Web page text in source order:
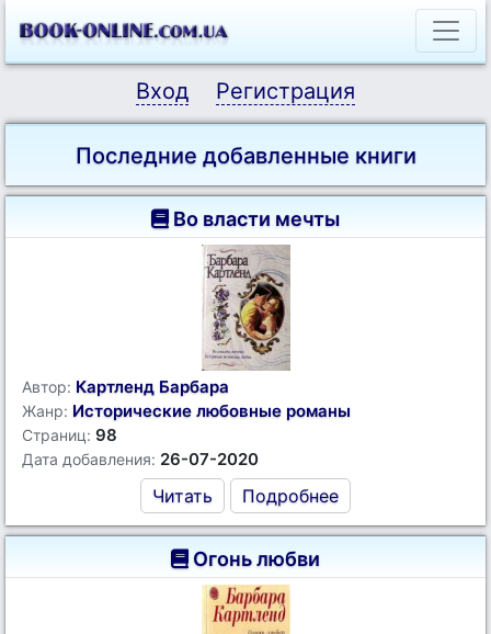
Вход Регистрация
Последние добавленные книги
Во власти мечты
Автор: Картленд Барбара
Жанр: Исторические любовные романы
Страниц: 98
Дата добавления: 26-07-2020
Читать Подробнее
Огонь любви